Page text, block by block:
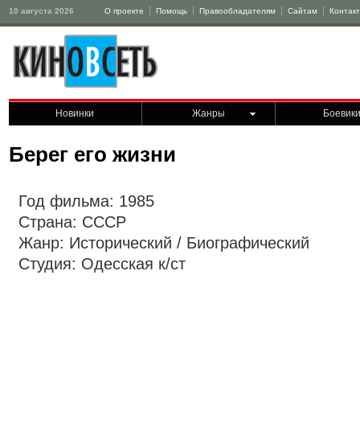
10 августа 2026 О проекте Помощь Правообладателям Сайтам
Новинки Жанры Боевики
Берег его жизни
Год фильма: 1985
Страна: СССР
Жанр: Исторический / Биографический
Студия: Одесская к/ст